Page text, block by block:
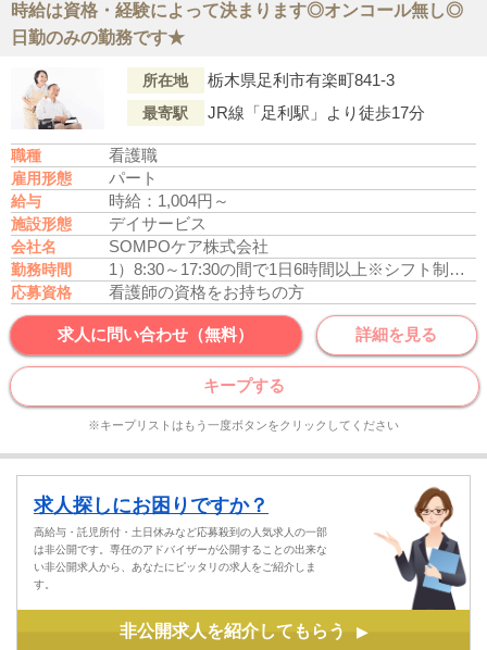
時給は資格・経験によって決まります◎オンコール無し◎
日勤のみの勤務です★
所在地 栃木県足利市有楽町841-3
最寄駅 JR線「足利駅」より徒歩17分
職種 看護職
雇用形態 パート
給与 時給：1,004円～
施設形態 デイサービス
会社名 SOMPOケア株式会社
勤務時間 1）8:30～17:30の間で1日6時間以上 ※シフト制、日曜日は定休
応募資格 看護師の資格をお持ちの方
求人に問い合わせ（無料） 詳細を見る
キープする
※キープリストはもう一度ボタンをクリックしてください
求人探しにお困りですか？
高給与・託児所付・土日休みなど応募殺到の人気求人の一部
は非公開です。専任のアドバイザーが公開することの出来な
い非公開求人から、あなたにピッタリの求人をご紹介しま
す。
非公開求人を紹介してもらう ▶